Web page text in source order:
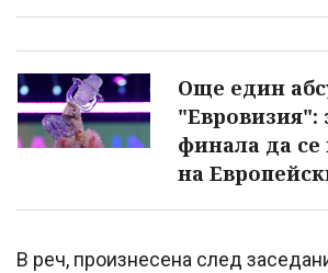
Още един
"Евровизия":
финала да се
на
В реч, произнесена след